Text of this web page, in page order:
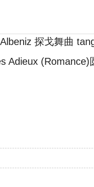
探戈舞曲
Adieux (Romance)